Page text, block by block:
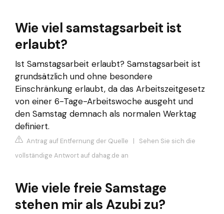
Wie viel samstagsarbeit ist
erlaubt?
Ist Samstagsarbeit erlaubt? Samstagsarbeit ist
grundsätzlich und ohne besondere
Einschränkung erlaubt, da das Arbeitszeitgesetz
von einer 6-Tage-Arbeitswoche ausgeht und
den Samstag demnach als normalen Werktag
definiert.
Antrag auf Entfernung der Quelle | Sehen Sie sich die
vollständige Antwort auf dahag.de an
Wie viele freie Samstage
stehen mir als Azubi zu?